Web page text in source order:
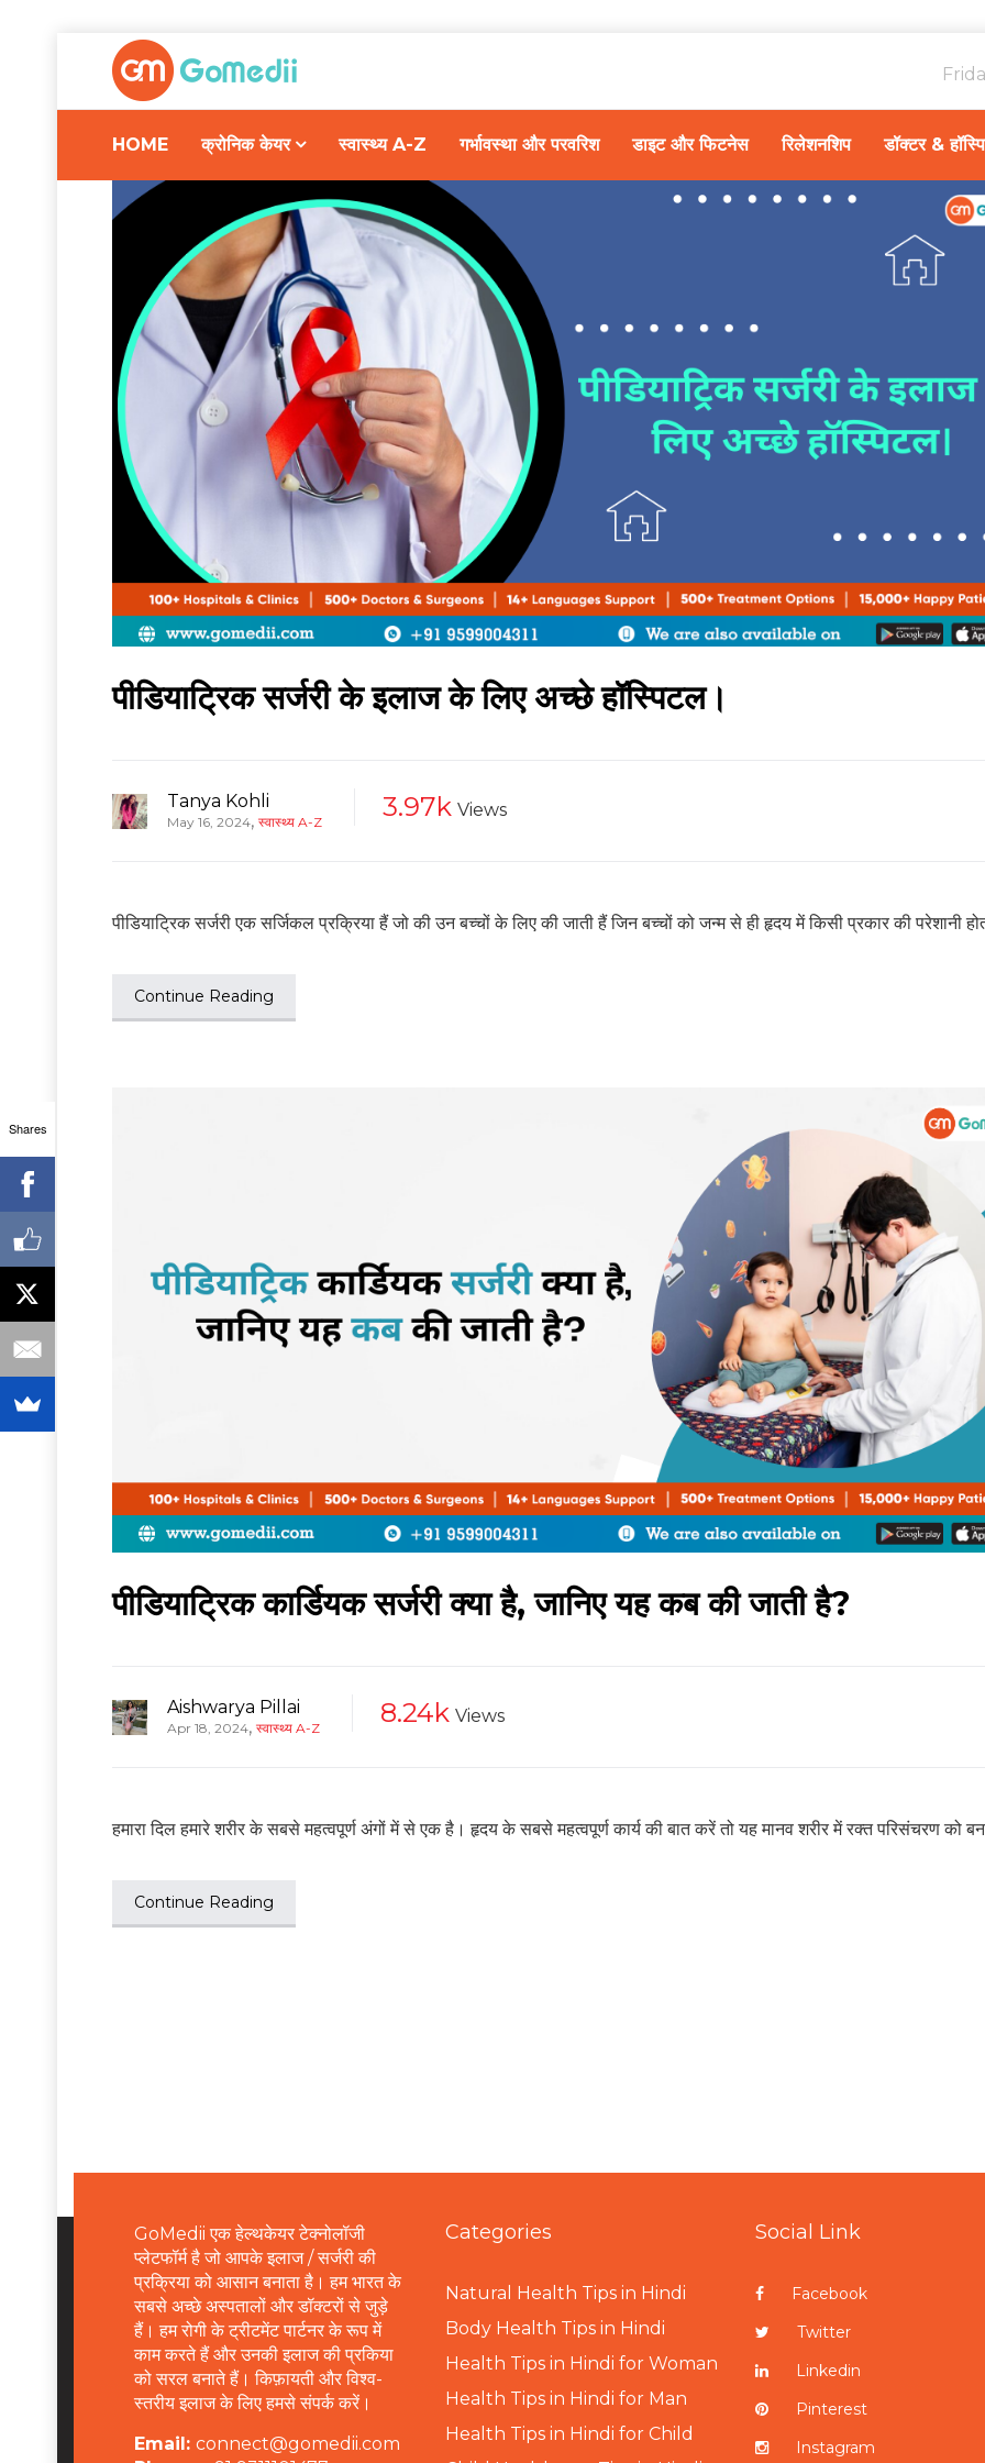
HOME क्रोनिक केयर स्वास्थ्य A-Z गर्भावस्था और परवरिश डाइट और फिटनेस रिलेशनशिप डॉक्टर &
पीडियाट्रिक सर्जरी के इलाज के लिए अच्छे हॉस्पिटल।
Tanya Kohli
May 16, 2024, स्वास्थ्य A-Z 3.97k Views
पीडियाट्रिक सर्जरी एक सर्जिकल प्रक्रिया हैं जो की उन बच्चों के लिए की जाती हैं जिन बच्चों को जन्म से ही हृदय में किसी प्रकार की परेशानी
Continue Reading
पीडियाट्रिक कार्डियक सर्जरी क्या है, जानिए यह कब की जाती है?
Aishwarya Pillai
Apr 18, 2024, स्वास्थ्य A-Z 8.24k Views
हमारा दिल हमारे शरीर के सबसे महत्वपूर्ण अंगों में से एक है। हृदय के सबसे महत्वपूर्ण कार्य की बात करें तो यह मानव शरीर में रक्त परिसंचरण को
Continue Reading
GoMedii एक हेल्थकेयर टेक्नोलॉजी
प्लेटफॉर्म है जो आपके इलाज / सर्जरी की
प्रक्रिया को आसान बनाता है। हम भारत के
सबसे अच्छे अस्पतालों और डॉक्टरों से जुड़े
हैं। हम रोगी के ट्रीटमेंट पार्टनर के रूप में
काम करते हैं और उनकी इलाज की प्रकिया
को सरल बनाते हैं। किफ़ायती और विश्व-
स्तरीय इलाज के लिए हमसे संपर्क करें।
Email: connect@gomedii.com
Categories
Natural Health Tips in Hindi
Body Health Tips in Hindi
Health Tips in Hindi for Woman
Health Tips in Hindi for Man
Health Tips in Hindi for Child
Social Link
Facebook
Twitter
Linkedin
Pinterest
Instagram
Shares